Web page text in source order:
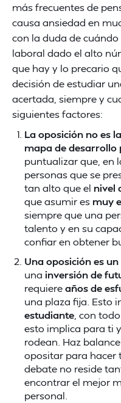
más frecuentes de
causa ansiedad en
con la duda de
laboral dado el alto
que hay y lo precario
decisión de estudiar
acertada, siempre y
siguientes factores:
La oposición no es
mapa de desarrollo
puntualizar que, en
personas que se
tan alto que el nivel
que asumir es muy
siempre que una
talento y en su
confiar en obtener
Una oposición es
una inversión de
requiereaños de
una plaza fija. Esto
estudiante, con
esto implica para ti
rodean. Haz
opositar para hacer
debate no reside
encontrar el mejor
personal.